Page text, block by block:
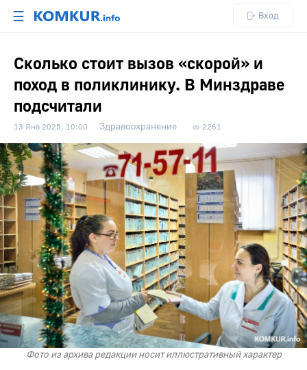
☰ Вход
Сколько стоит вызов «скорой» и
поход в поликлинику. В Минздраве
подсчитали
13 Янв 2025, 10:00 Здравоохранение 2261
Фото из архива редакции носит иллюстративный характер